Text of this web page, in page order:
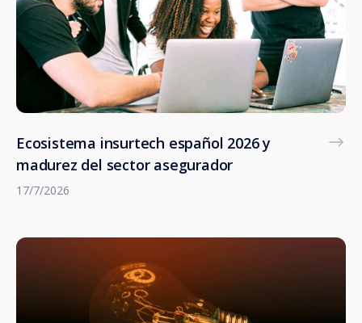
Ecosistema insurtech español 2026 y
madurez del sector asegurador
17/7/2026